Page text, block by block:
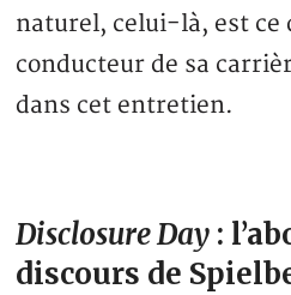
naturel, celui-là, est ce
conducteur de sa
dans cet entretien.
Disclosure Day :
discours de